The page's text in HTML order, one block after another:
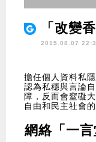
「改變
港」
2015.08.07
擔任個人資料私
認為私穩與言論
障，反而會窒礙
自由和民主社會的
網絡「一